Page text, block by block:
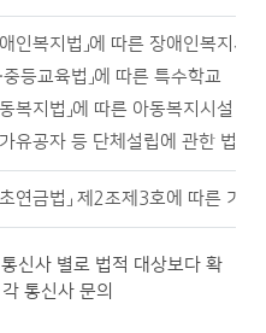
애인복지법」에 따른 장애인복지시
·중등교육법」에 따른 특수학교
동복지법」에 따른 아동복지시설
가유공자 등 단체설립에 관한 법
초연금법」 제2조제3호에 따른 기
신사 별로 법적 대상보다 확
통신사 문의